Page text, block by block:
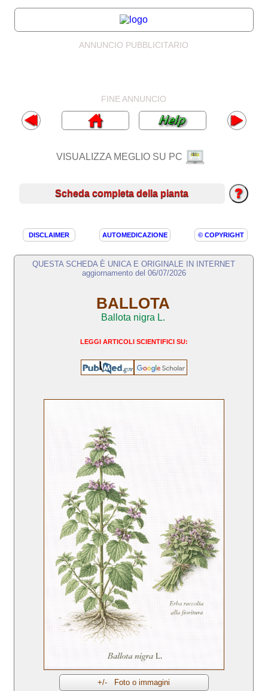
ANNUNCIO PUBBLICITARIO
FINE ANNUNCIO
VISUALIZZA MEGLIO SU PC
Scheda completa della pianta
DISCLAIMER AUTOMEDICAZIONE © COPYRIGHT
QUESTA SCHEDA È UNICA E ORIGINALE IN INTERNET
aggiornamento del 06/07/2026
BALLOTA
Ballota nigra L.
LEGGI ARTICOLI SCIENTIFICI SU: